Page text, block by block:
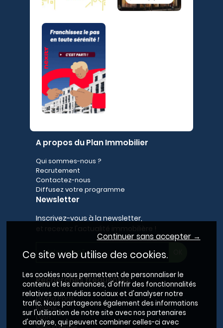
A propos du Plan Immobilier
Qui sommes-nous ?
Recrutement
Contactez-nous
Diffusez votre programme
Newsletter
Inscrivez-vous à la newsletter,
Recherches fréquentes
Grand Paris
Rhône
Lyon
Continuer sans accepter →
Ce site web utilise des cookies.
Les cookies nous permettent de personnaliser le
contenu et les annonces, d'offrir des fonctionnalités
relatives aux médias sociaux et d'analyser notre
trafic. Nous partageons également des informations
sur l'utilisation de notre site avec nos partenaires
d'analyse, qui peuvent combiner celles-ci avec